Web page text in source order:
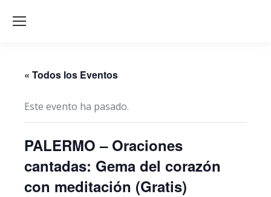
« Todos los Eventos
Este evento ha pasado.
PALERMO – Oraciones
cantadas: Gema del corazón
con meditación (Gratis)